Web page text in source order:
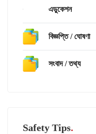
এডুকেশন
বিজ্ঞপ্তি / ঘোষণা
সংবাদ / তথ্য
Safety Tips